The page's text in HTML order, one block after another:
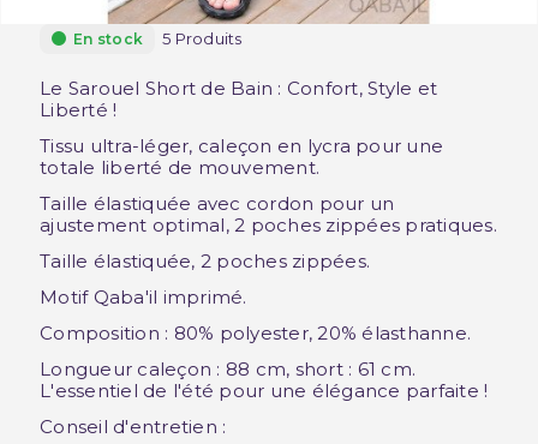
En stock 5 Produits
Le Sarouel Short de Bain : Confort, Style et
Liberté !
Tissu ultra-léger, caleçon en lycra pour une
totale liberté de mouvement.
Taille élastiquée avec cordon pour un
ajustement optimal, 2 poches zippées pratiques.
Taille élastiquée, 2 poches zippées.
Motif Qaba'il imprimé.
Composition : 80% polyester, 20% élasthanne.
Longueur caleçon : 88 cm, short : 61 cm.
L'essentiel de l'été pour une élégance parfaite !
Conseil d'entretien :